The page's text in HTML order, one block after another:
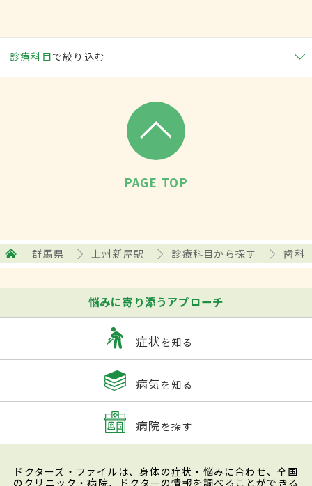
診療科目で絞り込む
PAGE TOP
群馬県 上州新屋駅 診療科目から探す 歯科
悩みに寄り添うアプローチ
症状を知る
病気を知る
病院を探す
ドクターズ・ファイルは、身体の症状・悩みに合わせ、全国
のクリニック・病院、ドクターの情報を調べることができる